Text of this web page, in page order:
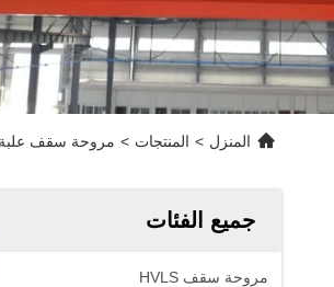
المنزل > المنتجات > مروحة سقف
جميع الفئات
مروحة سقف HVLS